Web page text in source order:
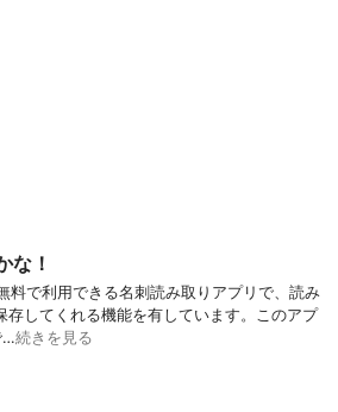
な！
料で利用できる名刺読み取りアプリで、読み
存してくれる機能を有しています。このアプ
…続きを見る